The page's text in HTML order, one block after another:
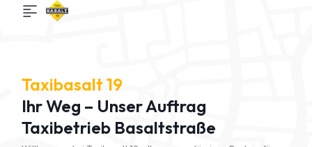
Taxibasalt 19
Ihr Weg – Unser Auftrag
Taxibetrieb Basaltstraße